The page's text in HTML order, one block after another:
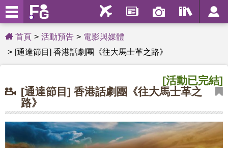
首頁 活動預告
電影與媒體
[通達節目] 香港話劇團《往大馬士革之路》
[活動已完結]
[通達節目] 香港話劇團《往大馬士革之
路》